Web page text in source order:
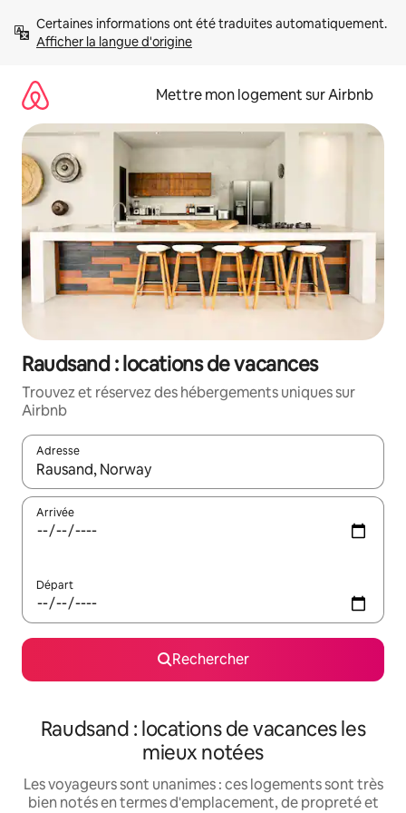
directement
Afficher la langue d'origine
Mettre mon logement sur Airbnb
Raudsand : locations de vacances
Trouvez et réservez des hébergements uniques sur
Airbnb
Adresse
Lorsque les résultats s'affichent, utilisez les flèches vers le
Arrivée
Départ
Rechercher
Raudsand : locations de vacances les
mieux notées
Les voyageurs sont unanimes : ces logements sont très
bien notés en termes d'emplacement, de propreté et